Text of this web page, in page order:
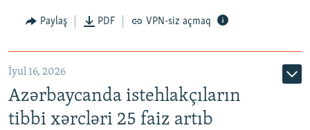
Paylaş PDF VPN-siz açmaq
İyul 16, 2026
Azərbaycanda istehlakçıların
tibbi xərcləri 25 faiz artıb